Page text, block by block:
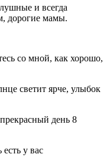
и всегда
дорогие мамы.
со мной, как хорошо,
светит ярче, улыбок
день 8
у вас